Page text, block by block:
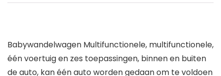
Babywandelwagen Multifunctionele, multifunctionele,
één voertuig en zes toepassingen, binnen en buiten
de auto, kan één auto worden gedaan om te voldoen